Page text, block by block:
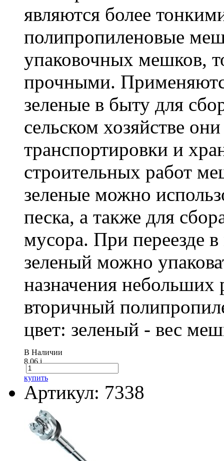
являются более
полипропиленовые
упаковочных мешков,
прочными.
зеленые в быту для
сельском хозяйстве
транспортировки и
строительных работ
зеленые можно
песка, а также для
мусора. При переезде
зеленый можно
назначения небольших
вторичный
цвет: зеленый - вес
В Наличии
8.06i
купить
Артикул: 7338